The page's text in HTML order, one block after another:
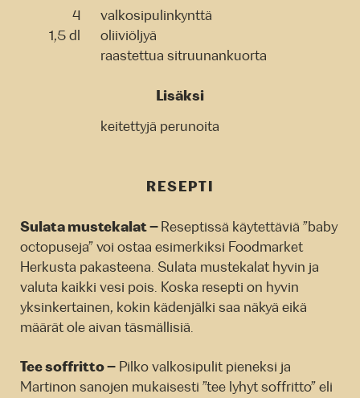
4
valkosipulinkynttä
1,5 dl
oliiviöljyä
raastettua sitruunankuorta
Lisäksi
keitettyjä perunoita
RESEPTI
Sulata mustekalat – Reseptissä käytettäviä ”baby
octopuseja” voi ostaa esimerkiksi Foodmarket
Herkusta pakasteena. Sulata mustekalat hyvin ja
valuta kaikki vesi pois. Koska resepti on hyvin
yksinkertainen, kokin kädenjälki saa näkyä eikä
määrät ole aivan täsmällisiä.
Tee soffritto – Pilko valkosipulit pieneksi ja
Martinon sanojen mukaisesti ”tee lyhyt soffritto” eli